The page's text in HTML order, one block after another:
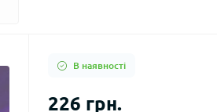
В наявності
226 грн.